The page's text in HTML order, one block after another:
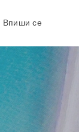
Впиши се